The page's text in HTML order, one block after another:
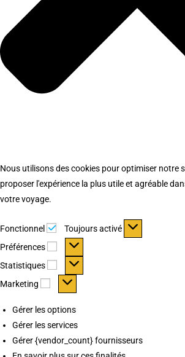
Nous utilisons des cookies pour optimiser notre
proposer l'expérience la plus utile et agréable
votre voyage.
Fonctionnel Fonctionnel
Toujours activé
Préférences
Préférences
Statistiques Statistiques
Marketing Marketing
Gérer les options
Gérer les services
Gérer {vendor_count} fournisseurs